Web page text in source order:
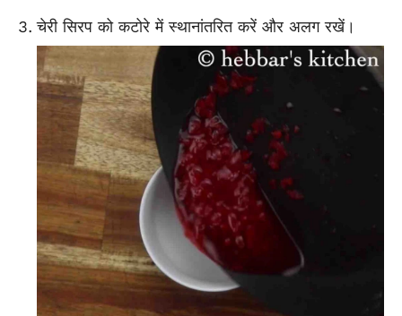
चेरी सिरप को कटोरे में स्थानांतरित करें और अलग रखें।